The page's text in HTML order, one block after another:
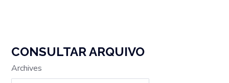
CONSULTAR ARQUIVO
Archives